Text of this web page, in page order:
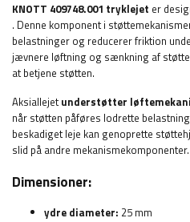
KNOTT 409748.001 tryklejet er
. Denne komponent i
belastninger og reducerer friktion
jævnere løftning og sænkning af
at betjene støtten.
Aksiallejetunderstøtter
når støtten påføres lodrette
beskadiget leje kan genoprette
slid på andre mekanismekomponenter.
Dimensioner:
ydre diameter: 25 mm